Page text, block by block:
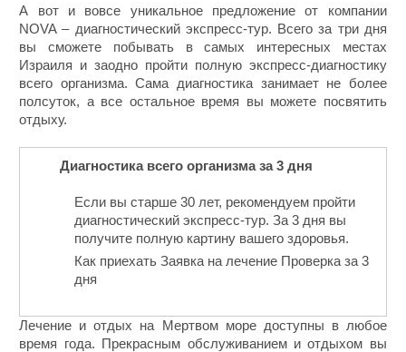
А вот и вовсе уникальное предложение от компании
NOVA – диагностический экспресс-тур. Всего за три дня
вы сможете побывать в самых интересных местах
Израиля и заодно пройти полную экспресс-диагностику
всего организма. Сама диагностика занимает не более
полсуток, а все остальное время вы можете посвятить
отдыху.
Диагностика всего организма за 3 дня
Если вы старше 30 лет, рекомендуем пройти
диагностический экспресс-тур. За 3 дня вы
получите полную картину вашего здоровья.
Как приехать Заявка на лечение Проверка за 3
дня
Лечение и отдых на Мертвом море доступны в любое
время года. Прекрасным обслуживанием и отдыхом вы